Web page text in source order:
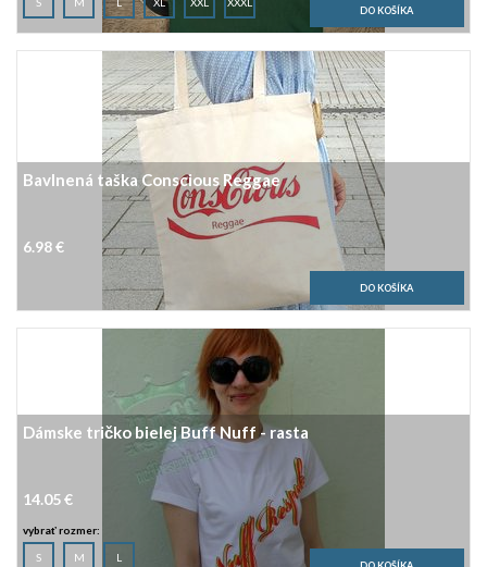
Bavlnená taška Conscious Reggae
6.98 €
Dámske tričko bielej Buff Nuff - rasta
14.05 €
vybrať rozmer:
S M L